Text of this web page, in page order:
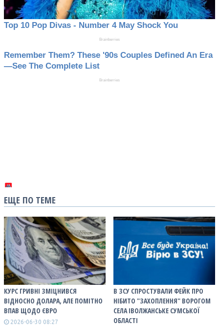
ЕЩЕ ПО ТЕМЕ
КУРС ГРИВНІ ЗМІЦНИВСЯ
ВІДНОСНО ДОЛАРА, АЛЕ ПОМІТНО
ВПАВ ЩОДО ЄВРО
2026-06-30 08:27
В ЗСУ СПРОСТУВАЛИ ФЕЙК ПРО
НІБИТО "ЗАХОПЛЕННЯ" ВОРОГОМ
СЕЛА ІВОЛЖАНСЬКЕ СУМСЬКОЇ
ОБЛАСТІ